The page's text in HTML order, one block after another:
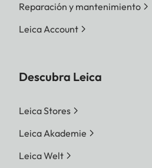
Reparación y mantenimiento
Leica Account
Descubra Leica
Leica Stores
Leica Akademie
Leica Welt